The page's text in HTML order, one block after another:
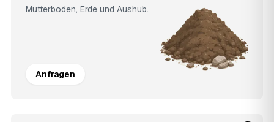
Mutterboden, Erde und Aushub.
Anfragen